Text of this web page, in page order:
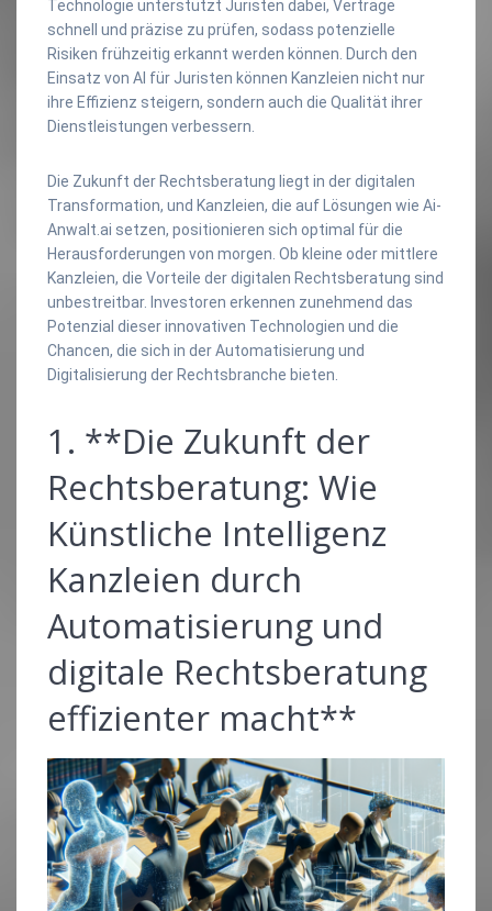
Technologie unterstützt Juristen dabei, Verträge
schnell und präzise zu prüfen, sodass potenzielle
Risiken frühzeitig erkannt werden können. Durch den
Einsatz von AI für Juristen können Kanzleien nicht nur
ihre Effizienz steigern, sondern auch die Qualität ihrer
Dienstleistungen verbessern.
Die Zukunft der Rechtsberatung liegt in der digitalen
Transformation, und Kanzleien, die auf Lösungen wie Ai-
Anwalt.ai setzen, positionieren sich optimal für die
Herausforderungen von morgen. Ob kleine oder mittlere
Kanzleien, die Vorteile der digitalen Rechtsberatung sind
unbestreitbar. Investoren erkennen zunehmend das
Potenzial dieser innovativen Technologien und die
Chancen, die sich in der Automatisierung und
Digitalisierung der Rechtsbranche bieten.
1. **Die Zukunft der
Rechtsberatung: Wie
Künstliche Intelligenz
Kanzleien durch
Automatisierung und
digitale Rechtsberatung
effizienter macht**